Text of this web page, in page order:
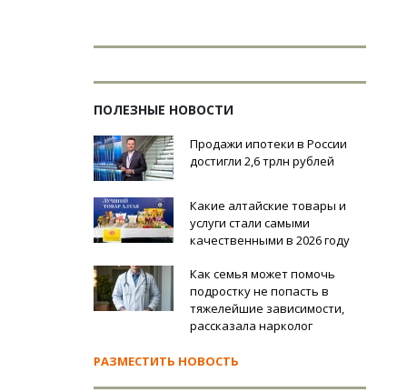
ПОЛЕЗНЫЕ НОВОСТИ
Продажи ипотеки в России
достигли 2,6 трлн рублей
Какие алтайские товары и
услуги стали самыми
качественными в 2026 году
Как семья может помочь
подростку не попасть в
тяжелейшие зависимости,
рассказала нарколог
РАЗМЕСТИТЬ НОВОСТЬ